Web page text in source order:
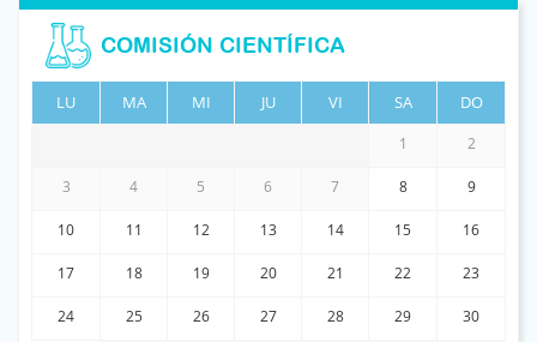
COMISIÓN CIENTÍFICA